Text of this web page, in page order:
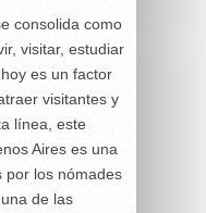
consolida como
visitar, estudiar
es un factor
visitantes y
línea, este
Aires es una
por los nómades
de las